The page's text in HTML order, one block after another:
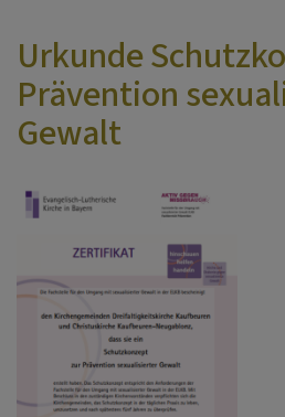
Urkunde
Prävention
Gewalt